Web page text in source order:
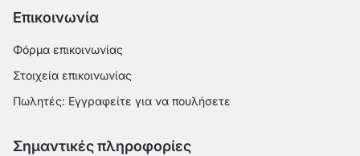
Επικοινωνία
Φόρμα επικοινωνίας
Στοιχεία επικοινωνίας
Πωλητές: Εγγραφείτε για να πουλήσετε
Σημαντικές πληροφορίες